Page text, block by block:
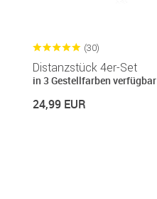
(30)
Distanzstück 4er-Set
in 3 Gestellfarben verfügbar
24,99 EUR